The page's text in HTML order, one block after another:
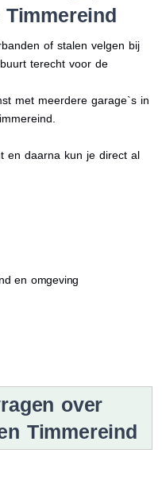
of stalen velgen bij
terecht voor de
met meerdere garage`s in
en daarna kun je direct al
en omgeving
over
Timmereind